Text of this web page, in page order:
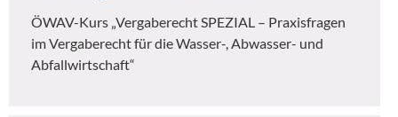
ÖWAV-Kurs „Vergaberecht SPEZIAL – Praxisfragen
im Vergaberecht für die Wasser-, Abwasser- und
Abfallwirtschaft“